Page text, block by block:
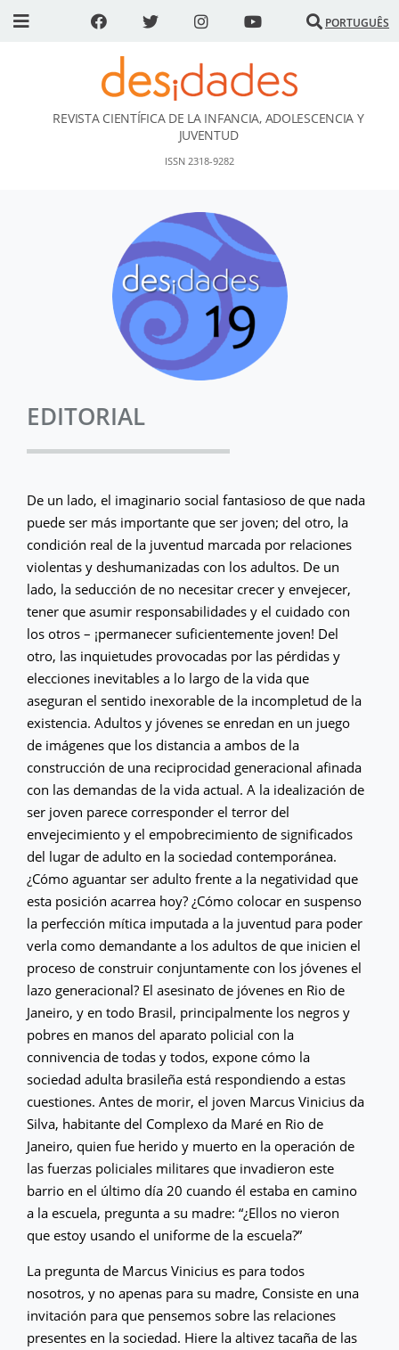
PORTUGUÊS
DESidades
REVISTA CIENTÍFICA DE LA INFANCIA, ADOLESCENCIA Y
JUVENTUD
ISSN 2318-9282
EDITORIAL
De un lado, el imaginario social fantasioso de que nada
puede ser más importante que ser joven; del otro, la
condición real de la juventud marcada por relaciones
violentas y deshumanizadas con los adultos. De un
lado, la seducción de no necesitar crecer y envejecer,
tener que asumir responsabilidades y el cuidado con
los otros – ¡permanecer suficientemente joven! Del
otro, las inquietudes provocadas por las pérdidas y
elecciones inevitables a lo largo de la vida que
aseguran el sentido inexorable de la incompletud de la
existencia. Adultos y jóvenes se enredan en un juego
de imágenes que los distancia a ambos de la
construcción de una reciprocidad generacional afinada
con las demandas de la vida actual. A la idealización de
ser joven parece corresponder el terror del
envejecimiento y el empobrecimiento de significados
del lugar de adulto en la sociedad contemporánea.
¿Cómo aguantar ser adulto frente a la negatividad que
esta posición acarrea hoy? ¿Cómo colocar en suspenso
la perfección mítica imputada a la juventud para poder
verla como demandante a los adultos de que inicien el
proceso de construir conjuntamente con los jóvenes el
lazo generacional? El asesinato de jóvenes en Rio de
Janeiro, y en todo Brasil, principalmente los negros y
pobres en manos del aparato policial con la
connivencia de todas y todos, expone cómo la
sociedad adulta brasileña está respondiendo a estas
cuestiones. Antes de morir, el joven Marcus Vinicius da
Silva, habitante del Complexo da Maré en Rio de
Janeiro, quien fue herido y muerto en la operación de
las fuerzas policiales militares que invadieron este
barrio en el último día 20 cuando él estaba en camino
a la escuela, pregunta a su madre: “¿Ellos no vieron
que estoy usando el uniforme de la escuela?”
La pregunta de Marcus Vinicius es para todos
nosotros, y no apenas para su madre, Consiste en una
invitación para que pensemos sobre las relaciones
presentes en la sociedad. Hiere la altivez tacaña de las